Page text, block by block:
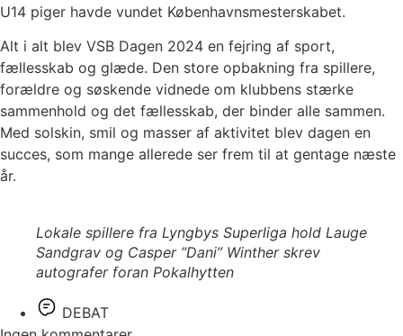
U14 piger havde vundet Københavnsmesterskabet.
Alt i alt blev VSB Dagen 2024 en fejring af sport,
fællesskab og glæde. Den store opbakning fra spillere,
forældre og søskende vidnede om klubbens stærke
sammenhold og det fællesskab, der binder alle sammen.
Med solskin, smil og masser af aktivitet blev dagen en
succes, som mange allerede ser frem til at gentage næste
år.
Lokale spillere fra Lyngbys Superliga hold Lauge
Sandgrav og Casper “Dani” Winther skrev
autografer foran Pokalhytten
DEBAT